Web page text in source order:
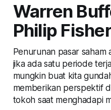
Warren
Philip Fisher
Penurunan pasar saham
jika ada satu periode
mungkin buat kita
memberikan perspektif
tokoh saat menghadapi